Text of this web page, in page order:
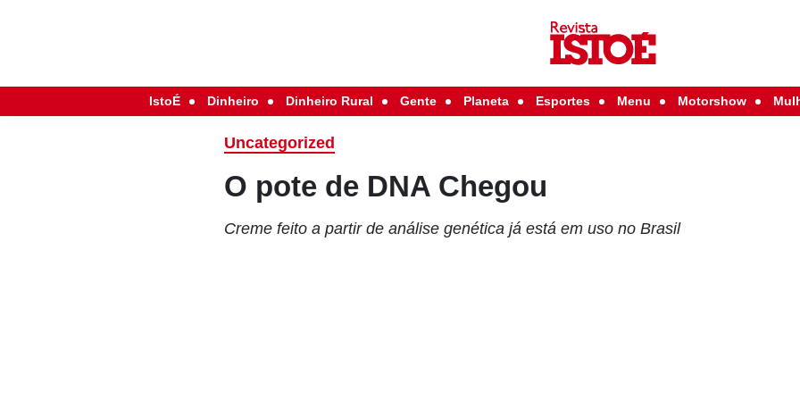
IstoÉ Dinheiro Dinheiro Rural Gente Planeta Esportes Menu Motorshow
Uncategorized
O pote de DNA Chegou
Creme feito a partir de análise genética já está em uso no Brasil